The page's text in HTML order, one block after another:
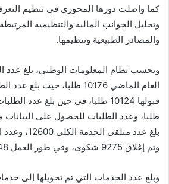
كما واصلت دورها المحوري في تنظيم
وتحليل الجوانب المالية والتنظيمية
والمصادر الطبيعية وتنظيمها.
وبحسب نظام المعلومات الوطني، بلغ عدد
العام الماضي 10176 طلبا، حيث
وتم إغلاق 9275 شكوى، وفي طور العمل 148 شكوى.